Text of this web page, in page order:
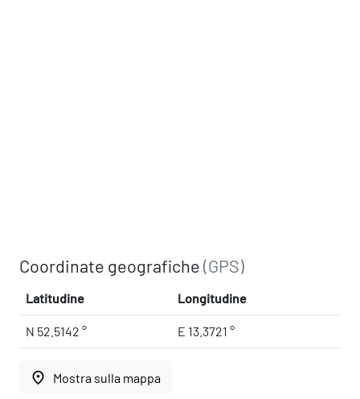
Coordinate geografiche(GPS)
Latitudine Longitudine
N 52.5142 ° E 13.3721 °
place Mostra sulla mappa